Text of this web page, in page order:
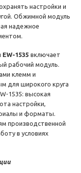
настройки и
Обжимной модуль
надежное
1535 включает
рабочий модуль.
клемм и
для широкого круга
1535: высокая
настройки,
и форматы.
производственной
в условиях